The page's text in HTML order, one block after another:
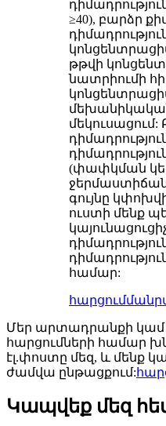
≥40), բարձր
թթվի
նատրիումի
մեկուսացում:
(փափկման
գույնը
ուստի մենք
համար:
հարցում
Մեր արտադրանքի կամ
հարցումների համար
էլ.փոստը մեզ, և մենք
ժամվա ընթացքում:
Կապվեք մեզ